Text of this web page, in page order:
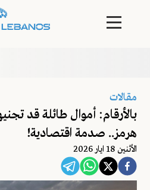
مقالات
بالأرقام: أموال طائلة قد
هرمز.. صدمة اقتصادية!
اﻷثنين 18 ايار 2026